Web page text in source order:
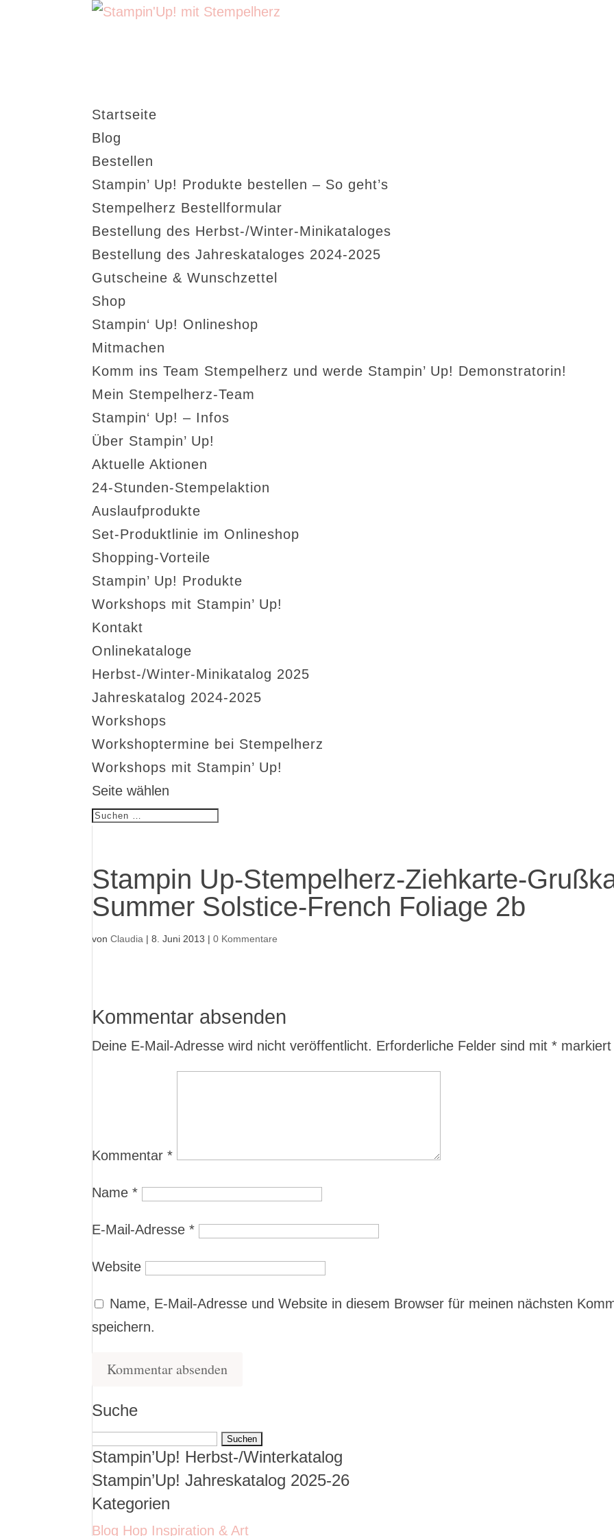
Startseite
Blog
Bestellen
Stampin’ Up! Produkte bestellen – So geht’s
Stempelherz Bestellformular
Bestellung des Herbst-/Winter-Minikataloges
Bestellung des Jahreskataloges 2024-2025
Gutscheine & Wunschzettel
Shop
Stampin‘ Up! Onlineshop
Mitmachen
Komm ins Team Stempelherz und werde Stampin’ Up! Demonstratorin!
Mein Stempelherz-Team
Stampin‘ Up! – Infos
Über Stampin’ Up!
Aktuelle Aktionen
24-Stunden-Stempelaktion
Auslaufprodukte
Set-Produktlinie im Onlineshop
Shopping-Vorteile
Stampin’ Up! Produkte
Workshops mit Stampin’ Up!
Kontakt
Onlinekataloge
Herbst-/Winter-Minikatalog 2025
Jahreskatalog 2024-2025
Workshops
Workshoptermine bei Stempelherz
Workshops mit Stampin’ Up!
Seite wählen
Stampin Up-Stempelherz-Ziehkarte-
Summer Solstice-French Foliage 2b
vonClaudia |8. Juni 2013 |0 Kommentare
Kommentar absenden
Deine E-Mail-Adresse wird nicht veröffentlicht. Erforderliche Felder sind mit* markiert
Kommentar*
Name*
E-Mail-Adresse*
Website
Name, E-Mail-Adresse und Website in diesem Browser für meinen nächsten
speichern.
Suche
Suchen
nach:
Stampin’Up! Herbst-/Winterkatalog
Stampin’Up! Jahreskatalog 2025-26
Kategorien
Blog Hop Inspiration & Art